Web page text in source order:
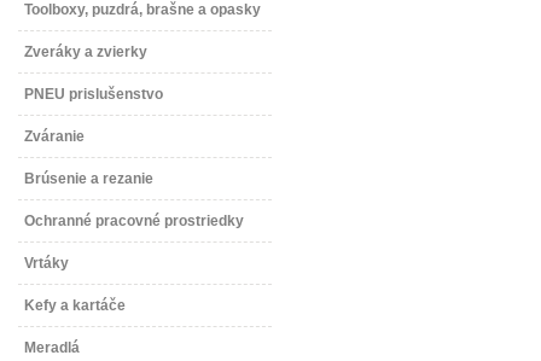
Toolboxy, puzdrá, brašne a opasky
Zveráky a zvierky
PNEU prislušenstvo
Zváranie
Brúsenie a rezanie
Ochranné pracovné prostriedky
Vrtáky
Kefy a kartáče
Meradlá